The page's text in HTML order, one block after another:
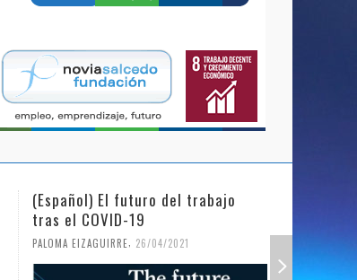
(Español) El futuro del trabajo
tras el COVID-19
PALOMA EIZAGUIRRE 26/04/2021